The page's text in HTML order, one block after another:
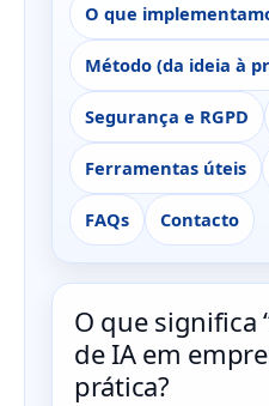
O que
Método (da ideia à
Segurança e RGPD
Ferramentas úteis
FAQs Contacto
O que significa
de IA em
prática?